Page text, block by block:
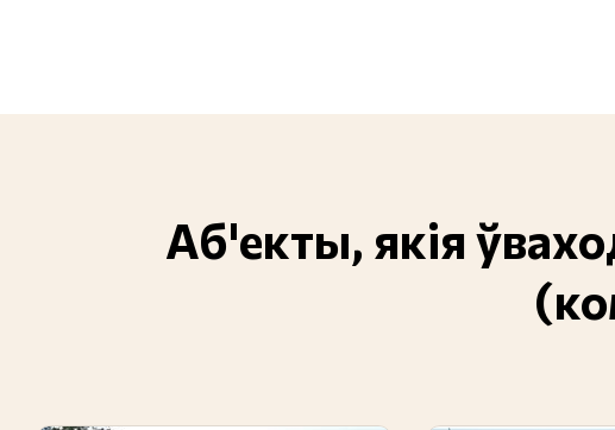
Аб'екты, якія